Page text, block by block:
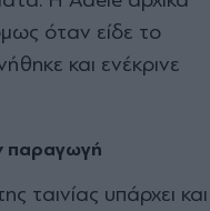
όταν είδε το
και ενέκρινε
παραγωγή
ταινίας υπάρχει και